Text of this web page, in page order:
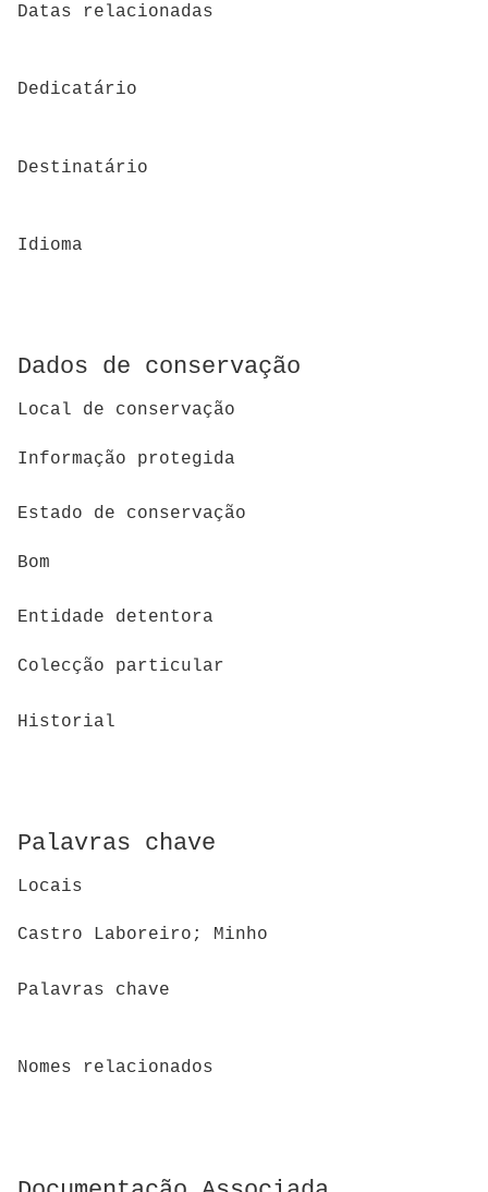
Datas relacionadas
Dedicatário
Destinatário
Idioma
Dados de conservação
Local de conservação
Informação protegida
Estado de conservação
Bom
Entidade detentora
Colecção particular
Historial
Palavras chave
Locais
Castro Laboreiro; Minho
Palavras chave
Nomes relacionados